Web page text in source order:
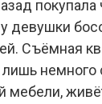
покупала
девушки
Съёмная
лишь немного
мебели,